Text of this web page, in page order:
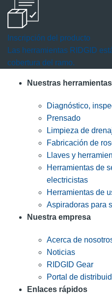
Inscripción del producto
Las herramientas RIDGID
cobertura del ramo.
Nuestras herramientas
Diagnóstico,
Prensado
Limpieza de
Fabricación de
Llaves y
Herramientas de
electricistas
Herramientas de
Aspiradoras para
Nuestra empresa
Acerca de
Noticias
RIDGID Gear
Portal de
Enlaces rápidos